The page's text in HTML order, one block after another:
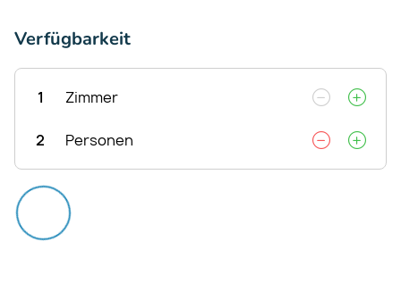
Verfügbarkeit
1 Zimmer
2 Personen